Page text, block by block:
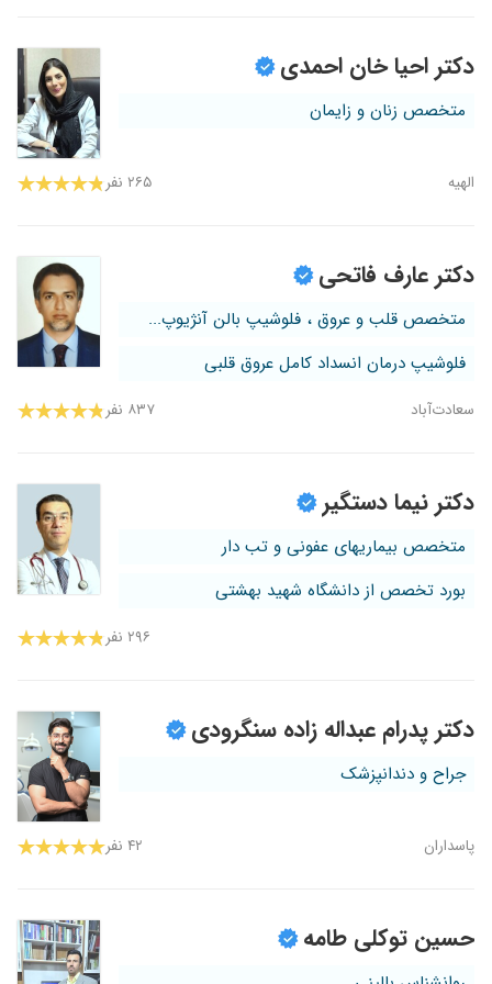
دکتر احیا خان احمدی
متخصص زنان و زایمان
الهیه ۲۶۵ نفر
دکتر عارف فاتحی
متخصص قلب و عروق ، فلوشیپ بالن آنژیوپ...
فلوشیپ درمان انسداد کامل عروق قلبی
سعادت‌آباد ۸۳۷ نفر
دکتر نیما دستگیر
متخصص بیماریهای عفونی و تب دار
بورد تخصص از دانشگاه شهید بهشتی
۲۹۶ نفر
دکتر پدرام عبداله زاده سنگرودی
جراح و دندانپزشک
پاسداران ۴۲ نفر
حسین توکلی طامه